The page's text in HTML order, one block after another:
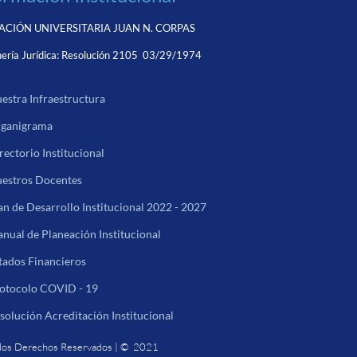
UNIVERSITARIA JUAN N. CORPAS
Jurídica: Resolución 2105 03/29/1974
Infraestructura
Institucional
Docentes
de Desarrollo Institucional 2022 - 2027
de Planeación Institucional
Financieros
COVID - 19
Acreditación Institucional
Derechos Reservados | © 2021